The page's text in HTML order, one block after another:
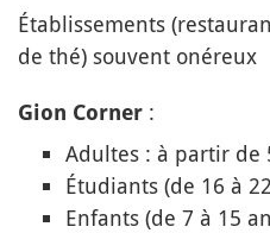
Établissements
de thé) souvent onéreux
Gion Corner :
Adultes : à partir de
Étudiants (de 16 à
Enfants (de 7 à 15